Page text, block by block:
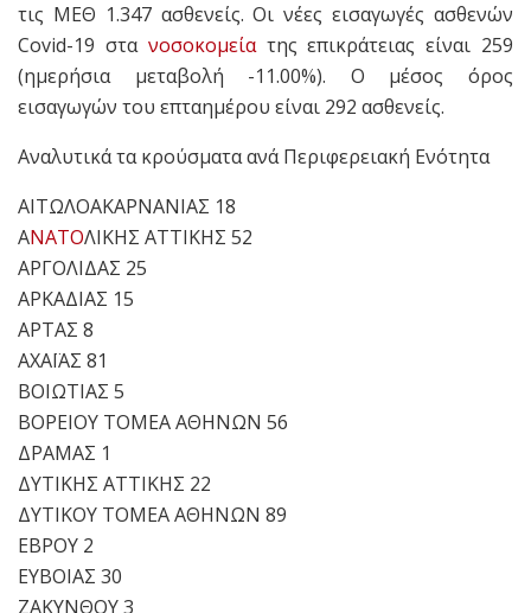
τις ΜΕΘ 1.347 ασθενείς. Οι νέες εισαγωγές ασθενών
Covid-19 στα νοσοκομείατης επικράτειας είναι 259
(ημερήσια μεταβολή -11.00%). Ο μέσος όρος
εισαγωγών του επταημέρου είναι 292 ασθενείς.
Αναλυτικά τα κρούσματα ανά Περιφερειακή Ενότητα
ΑΙΤΩΛΟΑΚΑΡΝΑΝΙΑΣ 18
ΑΝΑΤΟΛΙΚΗΣ ΑΤΤΙΚΗΣ 52
ΑΡΓΟΛΙΔΑΣ 25
ΑΡΚΑΔΙΑΣ 15
ΑΡΤΑΣ 8
ΑΧΑΪΑΣ 81
ΒΟΙΩΤΙΑΣ 5
ΒΟΡΕΙΟΥ ΤΟΜΕΑ ΑΘΗΝΩΝ 56
ΔΡΑΜΑΣ 1
ΔΥΤΙΚΗΣ ΑΤΤΙΚΗΣ 22
ΔΥΤΙΚΟΥ ΤΟΜΕΑ ΑΘΗΝΩΝ 89
ΕΒΡΟΥ 2
ΕΥΒΟΙΑΣ 30
ΖΑΚΥΝΘΟΥ 3